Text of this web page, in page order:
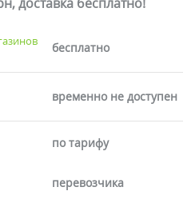
бесплатно
временно не доступен
по тарифу
перевозчика